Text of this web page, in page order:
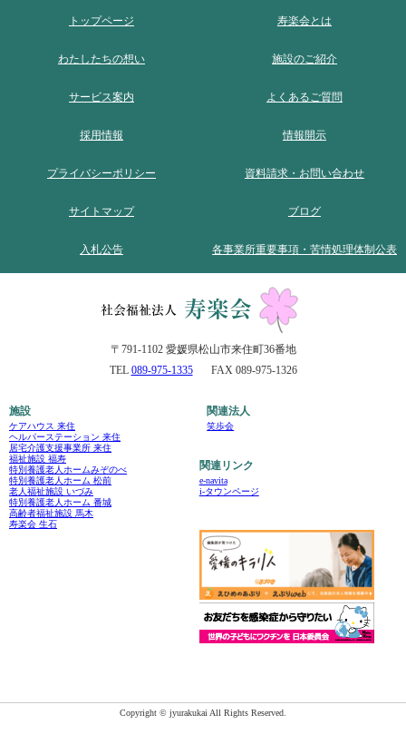
トップページ 寿楽会とは
わたしたちの想い 施設のご紹介
サービス案内 よくあるご質問
採用情報 情報開示
プライバシーポリシー 資料請求・お問い合わせ
サイトマップ ブログ
入札公告 各事業所重要事項・苦情処理体制公表
〒791-1102 愛媛県松山市来住町36番地
TEL 089-975-1335 FAX 089-975-1326
施設
ケアハウス 来住
ヘルパーステーション 来住
居宅介護支援事業所 来住
福祉施設 福寿
特別養護老人ホームみぞのべ
特別養護老人ホーム 松前
老人福祉施設 いづみ
特別養護老人ホーム 番城
高齢者福祉施設 馬木
寿楽会 生石
関連法人
笑歩会
関連リンク
e-navita
i-タウンページ
Copyright © jyurakukai All Rights Reserved.